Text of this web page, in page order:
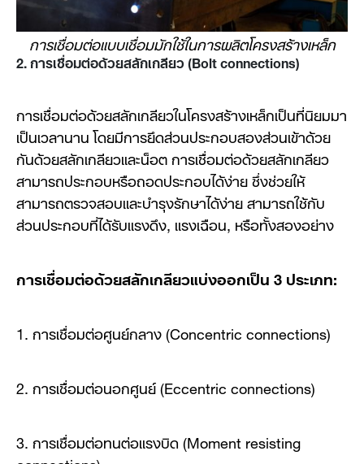
การเชื่อมต่อแบบเชื่อมมักใช้ในการผลิตโครงสร้างเหล็ก
2. การเชื่อมต่อด้วยสลักเกลียว (Bolt connections)
การเชื่อมต่อด้วยสลักเกลียวในโครงสร้างเหล็กเป็นที่นิยมมา
เป็นเวลานาน โดยมีการยึดส่วนประกอบสองส่วนเข้าด้วย
กันด้วยสลักเกลียวและน็อต การเชื่อมต่อด้วยสลักเกลียว
สามารถประกอบหรือถอดประกอบได้ง่าย ซึ่งช่วยให้
สามารถตรวจสอบและบำรุงรักษาได้ง่าย สามารถใช้กับ
ส่วนประกอบที่ได้รับแรงดึง, แรงเฉือน, หรือทั้งสองอย่าง
การเชื่อมต่อด้วยสลักเกลียวแบ่งออกเป็น 3 ประเภท:
1. การเชื่อมต่อศูนย์กลาง (Concentric connections)
2. การเชื่อมต่อนอกศูนย์ (Eccentric connections)
3. การเชื่อมต่อทนต่อแรงบิด (Moment resisting